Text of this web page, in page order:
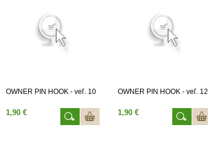
OWNER PIN HOOK - veľ. 10
1,90 €
OWNER PIN HOOK - veľ. 12
1,90 €